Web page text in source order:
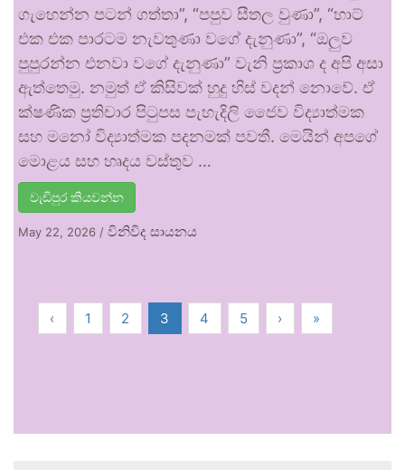
ගැහෙන්න පටන් ගත්තා”, “පපුව සීතල වුණා”, “හාට්
එක එක පාරටම නැවතුණා වගේ දැනුණා”, “ඔලුව
පුපුරන්න එනවා වගේ දැනුණා” වැනි ප්‍රකාශ ද අපි අසා
ඇත්තෙමු. නමුත් ඒ කිසිවක් හුදු හිස් වදන් නොවේ. ඒ
ක්ෂණික ප්‍රතිචාර පිටුපස පැහැදිලි ජෛව විද්‍යාත්මක
සහ මනෝ විද්‍යාත්මක පදනමක් පවතී. මෙයින් අපගේ
මොළය සහ හෘදය වස්තුව …
වැඩිපුර කියවන්න
May 22, 2026 / විනිවිද සායනය
‹ 1 2 3 4 5 › »